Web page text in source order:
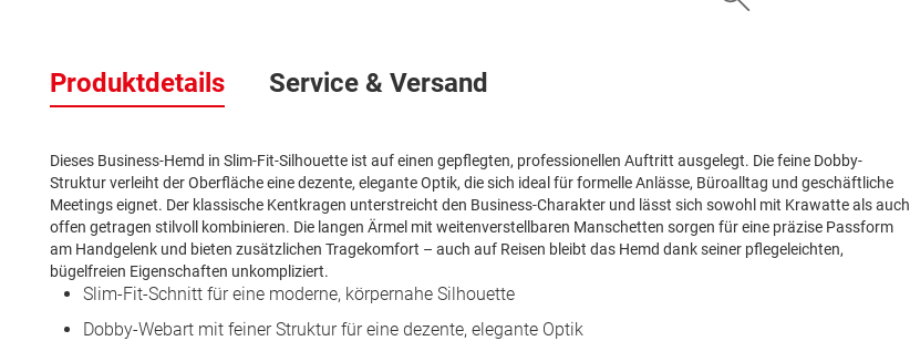
der
Bildergalerie
Produktdetails
Dieses Business-Hemd in Slim-Fit-Silhouette ist auf einen gepflegten, professionellen Auftritt ausgelegt. Die feine Dobby-
Struktur verleiht der Oberfläche eine dezente, elegante Optik, die sich ideal für formelle Anlässe, Büroalltag und geschäftliche
Meetings eignet. Der klassische Kentkragen unterstreicht den Business-Charakter und lässt sich sowohl mit Krawatte als auch
offen getragen stilvoll kombinieren. Die langen Ärmel mit weitenverstellbaren Manschetten sorgen für eine präzise Passform
am Handgelenk und bieten zusätzlichen Tragekomfort – auch auf Reisen bleibt das Hemd dank seiner pflegeleichten,
bügelfreien Eigenschaften unkompliziert.
Slim-Fit-Schnitt für eine moderne, körpernahe Silhouette
Dobby-Webart mit feiner Struktur für eine dezente, elegante Optik
Service & Versand